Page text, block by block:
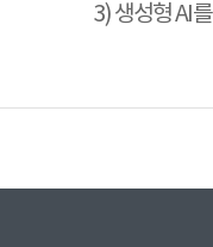
3) 생성형 AI